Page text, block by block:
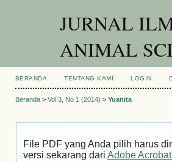
JURNAL
ANIMAL
BERANDA TENTANG KAMI LOGIN
Beranda> Vol 3, No 1 (2014) > Yuanita
File PDF yang Anda pilih harus
versi sekarang dari Adobe